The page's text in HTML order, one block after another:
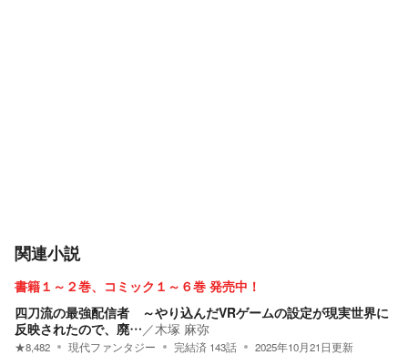
関連小説
書籍１～２巻、コミック１～６巻 発売中！
四刀流の最強配信者 ～やり込んだVRゲームの設定が現実世界に
反映されたので、廃… ／木塚 麻弥
★8,482 現代ファンタジー 完結済 143話 2025年10月21日更新